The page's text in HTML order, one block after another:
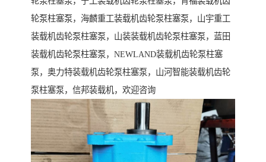
轮泵柱塞泵，海麟重工装载机齿轮泵柱塞泵，山宇重工
装载机齿轮泵柱塞泵，山装装载机齿轮泵柱塞泵，蓝田
装载机齿轮泵柱塞泵，NEWLAND装载机齿轮泵柱塞
泵，奥力特装载机齿轮泵柱塞泵，山河智能装载机齿轮
泵柱塞泵，信邦装载机，欢迎咨询